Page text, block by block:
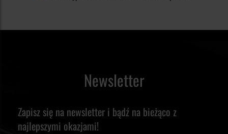
Newsletter
Zapisz się na newsletter i bądź na bieżąco z
najlepszymi okazjami!